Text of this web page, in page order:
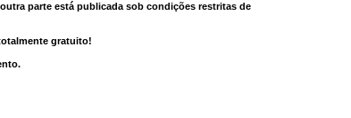
parte está publicada sob condições restritas de
gratuito!